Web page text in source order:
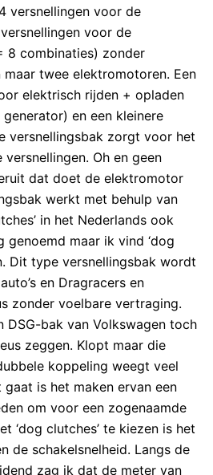
versnellingen voor de
voor de
combinaties) zonder
twee elektromotoren. Een
elektrisch rijden + opladen
en een kleinere
versnellingsbak zorgt voor het
Oh en geen
dat doet de elektromotor
werkt met behulp van
in het Nederlands ook
genoemd maar ik vind ‘dog
Dit type versnellingsbak wordt
en Dragracers en
zonder voelbare vertraging.
DSG-bak van Volkswagen toch
zeggen. Klopt maar die
koppeling weegt veel
is het maken ervan een
om voor een zogenaamde
‘dog clutches’ te kiezen is het
de schakelsnelheid. Langs de
zag ik dat de meter van